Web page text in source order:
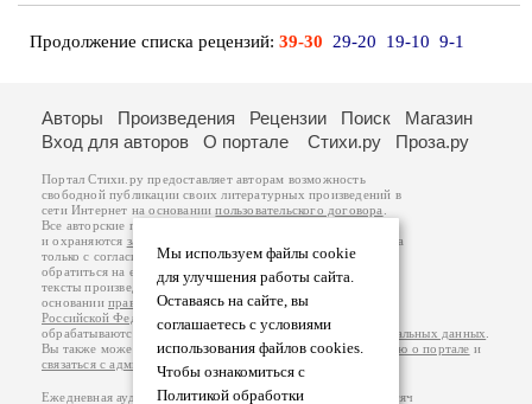
Продолжение списка рецензий: 39-30 29-20 19-10 9-1
Мы используем файлы cookie
для улучшения работы сайта.
Оставаясь на сайте, вы
соглашаетесь с условиями
использования файлов cookies.
Чтобы ознакомиться с
Политикой обработки
Авторы Произведения Рецензии Поиск
Магазин
Вход для авторов
О портале Стихи.ру Проза.ру
Портал Стихи.ру предоставляет авторам возможность
свободной публикации своих литературных произведений в
сети Интернет на основаниипользовательского договора
Все авторские права на произведения принадлежат авторам
и охраняются законом
. Перепечатка произведений возможна
только с согласия его автора, к которому вы можете
обратиться на его авторской странице. Ответственность за
тексты произведений авторы несут самостоятельно на
основанииправил публикацииизаконодательства
Российской Федерации
обрабатываются на основанииПолитики обработки персональных данных
Вы также можете посмотреть более подробнуюинформацию о портале и
связаться с администрацией
Ежедневная аудитория портала Стихи.ру – порядка 200 тысяч